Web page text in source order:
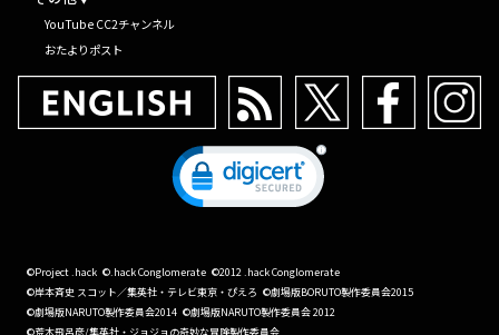
YouTube CC2チャンネル
おたよりポスト
©Project .hack ©.hack Conglomerate ©2012 .hack Conglomerate
©岸本斉史 スコット／集英社・テレビ東京・ぴえろ ©劇場版BORUTO製作委員会2015
©劇場版NARUTO製作委員会2014 ©劇場版NARUTO製作委員会 2012